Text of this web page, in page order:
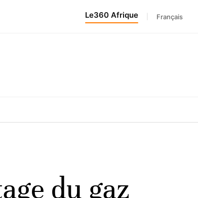
Le360 Afrique Français
du gaz